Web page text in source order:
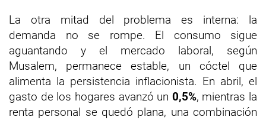
La otra mitad del problema es interna: la
demanda no se rompe. El consumo sigue
aguantando y el mercado laboral, según
Musalem, permanece estable, un cóctel que
alimenta la persistencia inflacionista. En abril, el
gasto de los hogares avanzó un 0,5%, mientras la
renta personal se quedó plana, una combinación